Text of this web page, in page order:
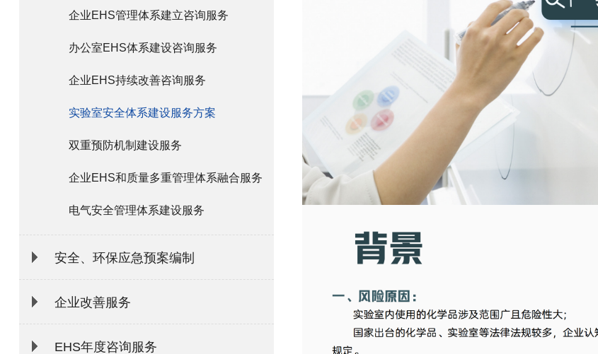
企业EHS管理体系建立咨询服务
办公室EHS体系建设咨询服务
企业EHS持续改善咨询服务
实验室安全体系建设服务方案
双重预防机制建设服务
企业EHS和质量多重管理体系融合服务
电气安全管理体系建设服务
安全、环保应急预案编制
企业改善服务
EHS年度咨询服务